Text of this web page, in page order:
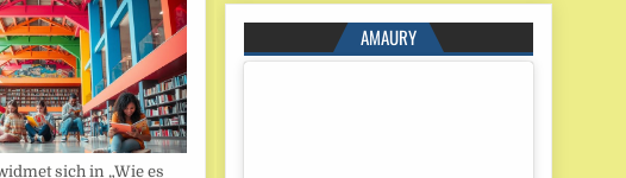
sich in „Wie es
AMAURY